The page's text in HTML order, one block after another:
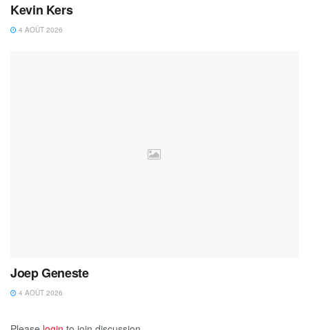
Kevin Kers
4 AOÛT 2026
Joep Geneste
4 AOÛT 2026